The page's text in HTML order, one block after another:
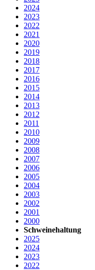
2024
2023
2022
2021
2020
2019
2018
2017
2016
2015
2014
2013
2012
2011
2010
2009
2008
2007
2006
2005
2004
2003
2002
2001
2000
Schweinehaltung
2025
2024
2023
2022